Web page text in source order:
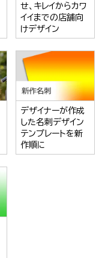
せ、キレイからカワ
イイまでの店舗向
けデザイン
デザイナーが作成
した名刺デザイン
テンプレートを新
作順に